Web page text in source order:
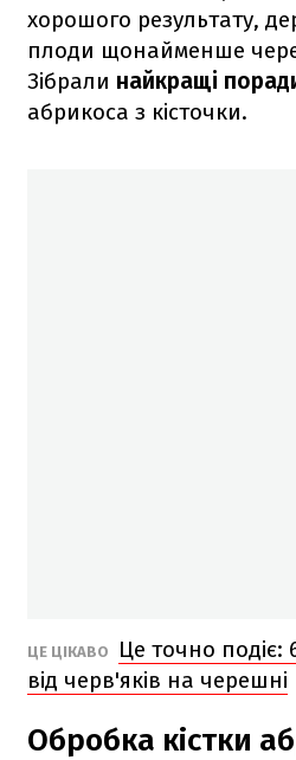
хорошого результату,
плоди щонайменше
Зібрали найкращі
абрикоса з кісточки.
ЦЕ ЦІКАВО
Це точно подіє:
від черв'яків на черешні
Обробка кістки